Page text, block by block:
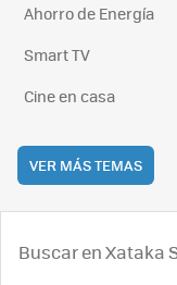
Ahorro de Energía
Smart TV
Cine en casa
VER MÁS TEMAS